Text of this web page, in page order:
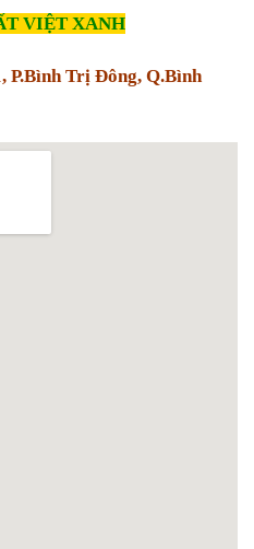
VIỆT XANH
P.Bình Trị Đông, Q.Bình